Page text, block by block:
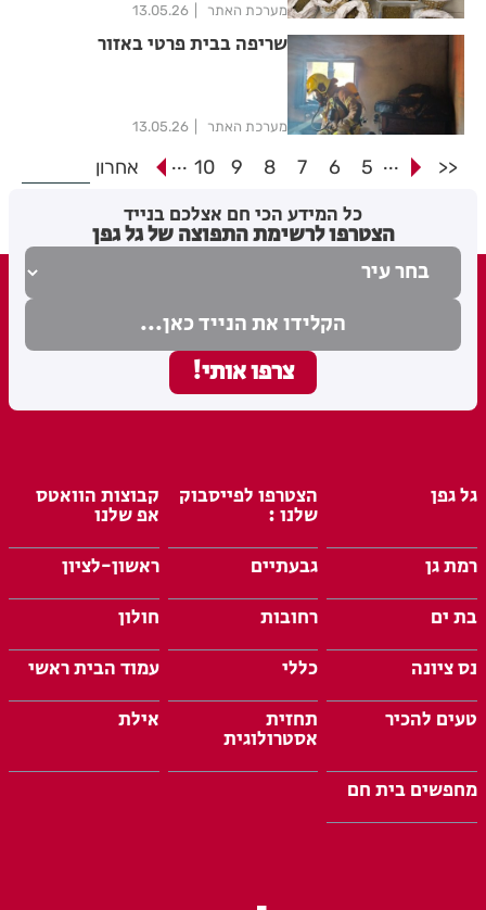
מערכת האתר 13.05.26
שריפה בבית פרטי באזור
מערכת האתר 13.05.26
<<
...
5
6
7
8
9
10
... אחרון
כל המידע הכי חם אצלכם בנייד
הצטרפו לרשימת התפוצה של גל גפן
גל גפן הצטרפו לפייסבוק
שלנו :
קבוצות הוואטס
אפ שלנו
רמת גן
גבעתיים
ראשון-לציון
בת ים
רחובות
חולון
נס ציונה
כללי
עמוד הבית ראשי
טעים להכיר
תחזית
אסטרולוגית
אילת
מחפשים בית חם